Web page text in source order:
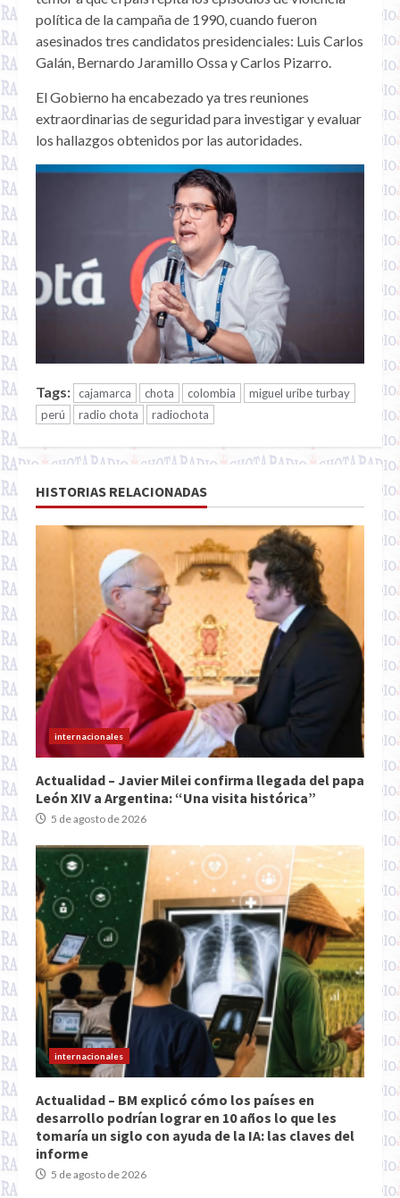
política de la campaña de 1990, cuando fueron
asesinados tres candidatos presidenciales: Luis Carlos
Galán, Bernardo Jaramillo Ossa y Carlos Pizarro.
El Gobierno ha encabezado ya tres reuniones
extraordinarias de seguridad para investigar y evaluar
los hallazgos obtenidos por las autoridades.
Tags: cajamarca chota colombia
miguel uribe turbay
perú
radio chota radiochota
HISTORIAS RELACIONADAS
internacionales
Actualidad – Javier Milei confirma llegada del papa
León XIV a Argentina: “Una visita histórica”
5 de agosto de 2026
internacionales
Actualidad – BM explicó cómo los países en
desarrollo podrían lograr en 10 años lo que les
tomaría un siglo con ayuda de la IA: las claves del
informe
5 de agosto de 2026